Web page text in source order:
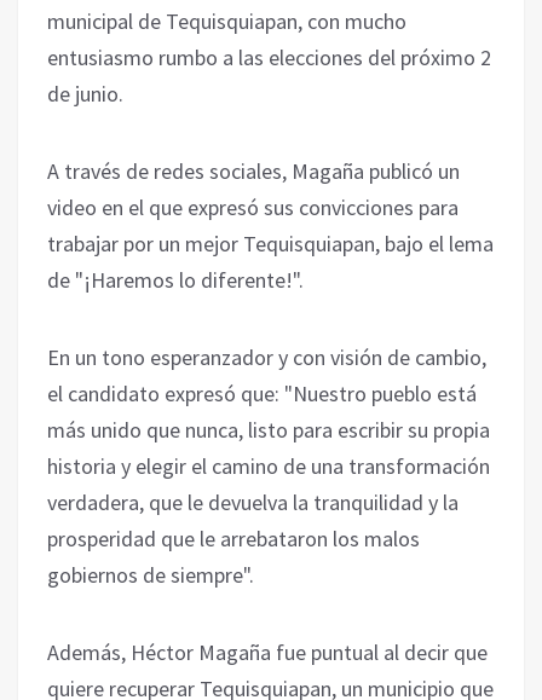
municipal de Tequisquiapan, con mucho
entusiasmo rumbo a las elecciones del próximo 2
de junio.
A través de redes sociales, Magaña publicó un
video en el que expresó sus convicciones para
trabajar por un mejor Tequisquiapan, bajo el lema
de "¡Haremos lo diferente!".
En un tono esperanzador y con visión de cambio,
el candidato expresó que: "Nuestro pueblo está
más unido que nunca, listo para escribir su propia
historia y elegir el camino de una transformación
verdadera, que le devuelva la tranquilidad y la
prosperidad que le arrebataron los malos
gobiernos de siempre".
Además, Héctor Magaña fue puntual al decir que
quiere recuperar Tequisquiapan, un municipio que